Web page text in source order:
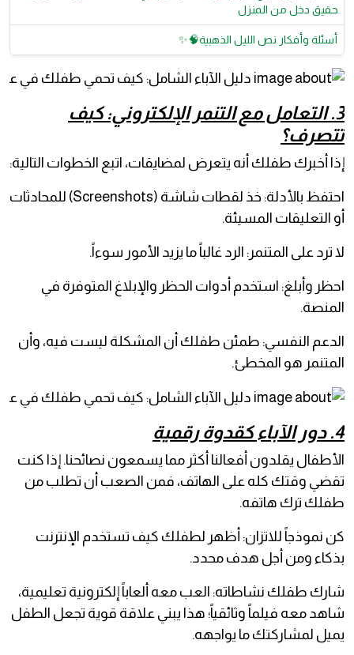
حقيق دخل من المنزل
أسئلة وأفكار نص الليل الذهبية🧠✨
3. التعامل مع التنمر الإلكتروني: كيف
تتصرف؟
إذا أخبرك طفلك أنه يتعرض لمضايقات، اتبع الخطوات التالية:
احتفظ بالأدلة: خذ لقطات شاشة (Screenshots) للمحادثات
أو التعليقات المسيئة.
لا ترد على المتنمر: الرد غالباً ما يزيد الأمور سوءاً.
احظر وأبلغ: استخدم أدوات الحظر والإبلاغ المتوفرة في
المنصة.
الدعم النفسي: طمئن طفلك أن المشكلة ليست فيه، وأن
المتنمر هو المخطئ.
4. دور الآباء كقدوة رقمية
الأطفال يقلدون أفعالنا أكثر مما يسمعون نصائحنا. إذا كنت
تقضي وقتك كله على الهاتف، فمن الصعب أن تطلب من
طفلك ترك هاتفه.
كن نموذجاً للاتزان: أظهر لطفلك كيف تستخدم الإنترنت
بذكاء ومن أجل هدف محدد.
شارك طفلك نشاطاته: العب معه ألعاباً إلكترونية تعليمية،
شاهد معه فيلماً وثائقياً؛ هذا يبني علاقة قوية تجعل الطفل
يميل لمشاركتك ما يواجهه.